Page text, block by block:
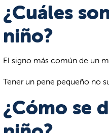
¿Cuáles
niño?
El signo más común de un
Tener un pene pequeño no
¿Cómo se